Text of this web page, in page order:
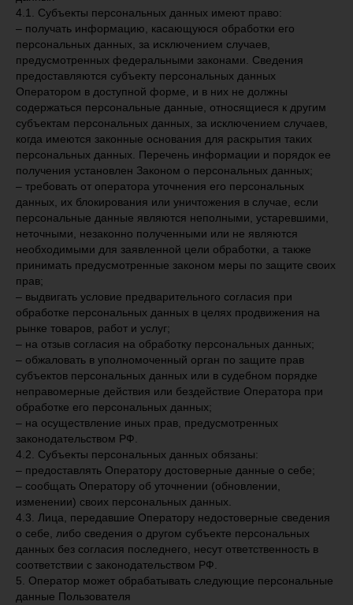
4.1. Субъекты персональных данных имеют право:
– получать информацию, касающуюся обработки его
персональных данных, за исключением случаев,
предусмотренных федеральными законами. Сведения
предоставляются субъекту персональных данных
Оператором в доступной форме, и в них не должны
содержаться персональные данные, относящиеся к другим
субъектам персональных данных, за исключением случаев,
когда имеются законные основания для раскрытия таких
персональных данных. Перечень информации и порядок ее
получения установлен Законом о персональных данных;
– требовать от оператора уточнения его персональных
данных, их блокирования или уничтожения в случае, если
персональные данные являются неполными, устаревшими,
неточными, незаконно полученными или не являются
необходимыми для заявленной цели обработки, а также
принимать предусмотренные законом меры по защите своих
прав;
– выдвигать условие предварительного согласия при
обработке персональных данных в целях продвижения на
рынке товаров, работ и услуг;
– на отзыв согласия на обработку персональных данных;
– обжаловать в уполномоченный орган по защите прав
субъектов персональных данных или в судебном порядке
неправомерные действия или бездействие Оператора при
обработке его персональных данных;
– на осуществление иных прав, предусмотренных
законодательством РФ.
4.2. Субъекты персональных данных обязаны:
– предоставлять Оператору достоверные данные о себе;
– сообщать Оператору об уточнении (обновлении,
изменении) своих персональных данных.
4.3. Лица, передавшие Оператору недостоверные сведения
о себе, либо сведения о другом субъекте персональных
данных без согласия последнего, несут ответственность в
соответствии с законодательством РФ.
5. Оператор может обрабатывать следующие персональные
данные Пользователя